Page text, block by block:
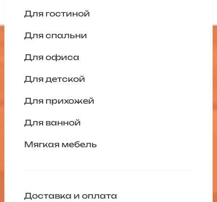
Для гостиной
Для спальни
Для офиса
Для детской
Для прихожей
Для ванной
Мягкая мебель
Доставка и оплата